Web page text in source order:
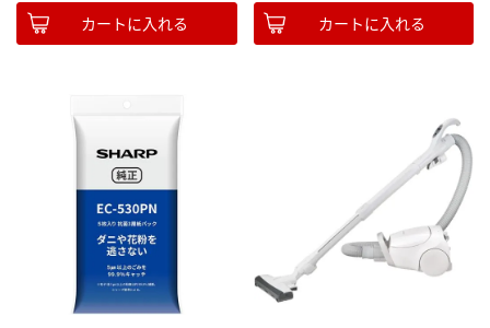
カートに入れる カートに入れる